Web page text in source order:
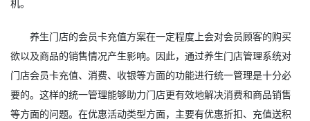
机。
养生门店的会员卡充值方案在一定程度上会对会员顾客的购买
欲以及商品的销售情况产生影响。因此，通过养生门店管理系统对
门店会员卡充值、消费、收银等方面的功能进行统一管理是十分必
要的。这样的统一管理能够助力门店更有效地解决消费和商品销售
等方面的问题。在优惠活动类型方面，主要有优惠折扣、充值送积